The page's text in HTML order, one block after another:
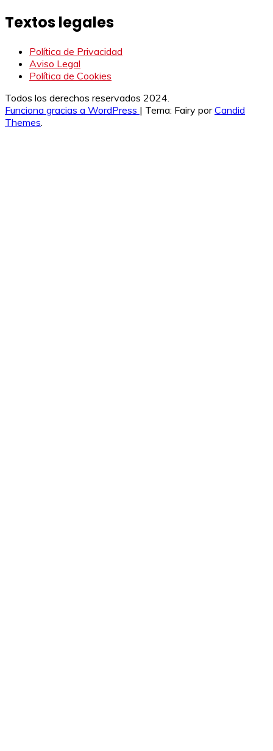
Textos legales
Política de Privacidad
Aviso Legal
Política de Cookies
Todos los derechos reservados 2024.
Funciona gracias a WordPress | Tema: Fairy porCandid
Themes